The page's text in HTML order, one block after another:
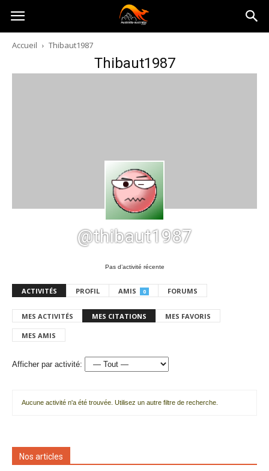
Australia-
australie.com
Accueil Thibaut1987
Thibaut1987
@thibaut1987
Pas d’activité récente
ACTIVITÉS PROFIL AMIS 0 FORUMS
MES ACTIVITÉS MES CITATIONS MES FAVORIS
MES AMIS
Afficher par activité:
Aucune activité n'a été trouvée. Utilisez un autre filtre de recherche.
Nos articles